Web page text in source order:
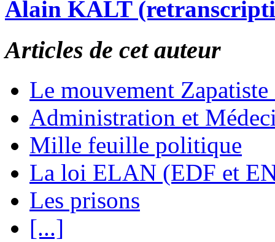
Alain KALT
Articles de cet auteur
Le mouvement
Administration et
Mille feuille politique
La loi ELAN (EDF et
Les prisons
[...]